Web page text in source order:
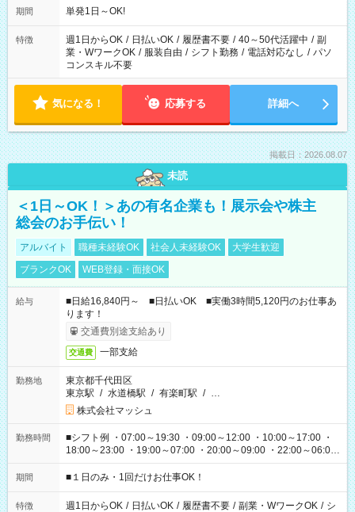
期間 単発1日～OK!
特徴 週1日からOK / 日払いOK / 履歴書不要 / 40～50代活躍中 / 副
業・WワークOK / 服装自由 / シフト勤務 / 電話対応なし / パソ
コンスキル不要
気になる！ 応募する 詳細へ
掲載日：2026.08.07
未読
＜1日～OK！＞あの有名企業も！展示会や株主
総会のお手伝い！
アルバイト 職種未経験OK 社会人未経験OK
大学生歓迎
ブランクOK
WEB登録・面接OK
給与
■日給16,840円～ ■日払いOK ■実働3時間5,120円のお仕事あ
ります！
交通費別途支給あり
交通費 一部支給
勤務地
東京都千代田区
東京駅 / 水道橋駅 / 有楽町駅 / …
株式会社マッシュ
勤務時間
■シフト例 ・07:00～19:30 ・09:00～12:00 ・10:00～17:00 ・
18:00～23:00 ・19:00～07:00 ・20:00～09:00 ・22:00～06:00
etc ★最短で3時間で5,120円のお仕事から 15時間で2万円近く稼
げるお仕事も！ ご希望のお時間に合わせてご紹介！ ※シフトは
ください！
期間 ■１日のみ・1回だけお仕事OK！
特徴 週1日からOK / 日払いOK / 履歴書不要 / 副業・WワークOK / シ